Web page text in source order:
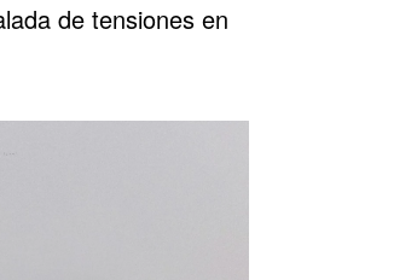
de tensiones en